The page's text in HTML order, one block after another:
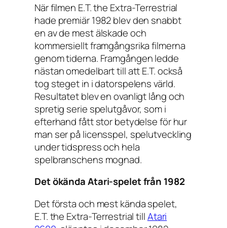
När filmen E.T. the Extra-Terrestrial
hade premiär 1982 blev den snabbt
en av de mest älskade och
kommersiellt framgångsrika filmerna
genom tiderna. Framgången ledde
nästan omedelbart till att E.T. också
tog steget in i datorspelens värld.
Resultatet blev en ovanligt lång och
spretig serie spelutgåvor, som i
efterhand fått stor betydelse för hur
man ser på licensspel, spelutveckling
under tidspress och hela
spelbranschens mognad.
Det ökända Atari-spelet från 1982
Det första och mest kända spelet,
E.T. the Extra-TerrestrialtillAtari